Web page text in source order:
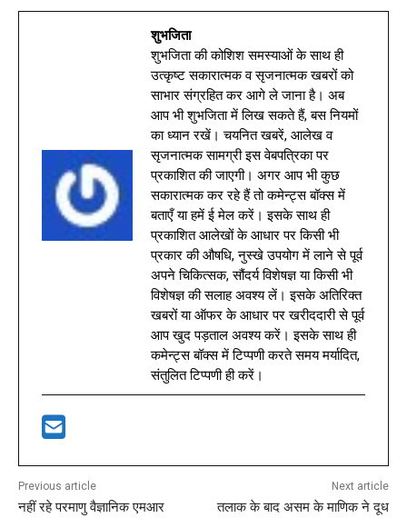
शुभजिता
शुभजिता की कोशिश समस्याओं के साथ ही
उत्कृष्ट सकारात्मक व सृजनात्मक खबरों को
साभार संग्रहित कर आगे ले जाना है। अब
आप भी शुभजिता में लिख सकते हैं, बस नियमों
का ध्यान रखें। चयनित खबरें, आलेख व
सृजनात्मक सामग्री इस वेबपत्रिका पर
प्रकाशित की जाएगी। अगर आप भी कुछ
सकारात्मक कर रहे हैं तो कमेन्ट्स बॉक्स में
बताएँ या हमें ई मेल करें। इसके साथ ही
प्रकाशित आलेखों के आधार पर किसी भी
प्रकार की औषधि, नुस्खे उपयोग में लाने से पूर्व
अपने चिकित्सक, सौंदर्य विशेषज्ञ या किसी भी
विशेषज्ञ की सलाह अवश्य लें। इसके अतिरिक्त
खबरों या ऑफर के आधार पर खरीददारी से पूर्व
आप खुद पड़ताल अवश्य करें। इसके साथ ही
कमेन्ट्स बॉक्स में टिप्पणी करते समय मर्यादित,
संतुलित टिप्पणी ही करें।
Previous article
नहीं रहे परमाणु वैज्ञानिक एमआर
Next article
तलाक के बाद असम के माणिक ने दूध